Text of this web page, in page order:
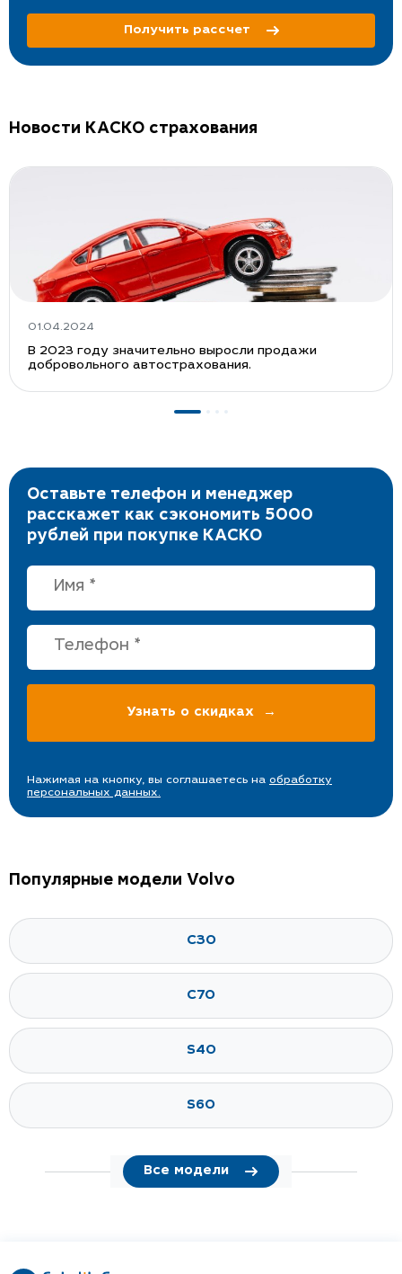
Получить рассчет
Новости КАСКО страхования
01.04.2024
В 2023 году значительно выросли продажи
добровольного автострахования.
Оставьте телефон и менеджер
расскажет как сэкономить 5000
рублей при покупке КАСКО
Нажимая на кнопку, вы соглашаетесь на обработку
персональных данных.
Популярные модели Volvo
C30
C70
S40
S60
Все модели